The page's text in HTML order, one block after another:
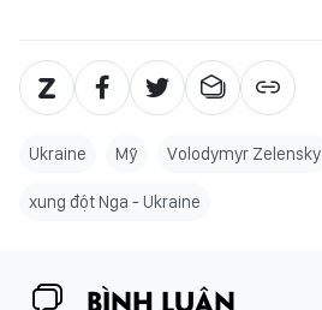
Ukraine Mỹ Volodymyr Zelensky
xung đột Nga - Ukraine
BÌNH LUẬN